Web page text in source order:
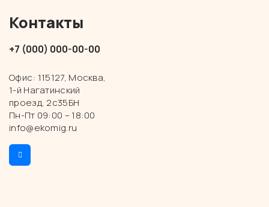
Контакты
+7 (000) 000-00-00
Офис: 115127, Москва,
1-й Нагатинский
проезд, 2с35БН
Пн-Пт 09:00 – 18:00
info@ekomig.ru